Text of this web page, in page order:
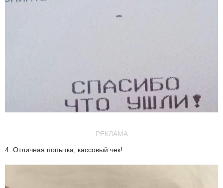
РЕКЛАМА
4. Отличная попытка, кассовый чек!